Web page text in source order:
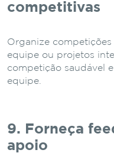
competitivas
Organize
equipe ou projetos
competição saudável
equipe.
9. Forneça
apoio